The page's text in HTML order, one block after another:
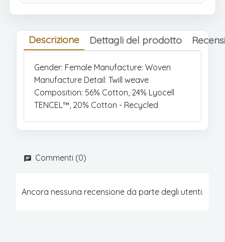
Descrizione Dettagli del prodotto
Gender: Female Manufacture: Woven
Manufacture Detail: Twill weave
Composition: 56% Cotton, 24% Lyocell
TENCEL™, 20% Cotton - Recycled
Commenti (0)
Ancora nessuna recensione da parte degli utenti.